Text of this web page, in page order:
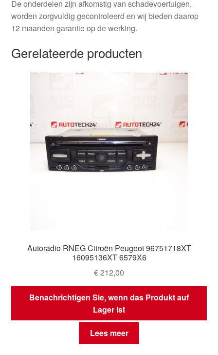
De onderdelen zijn afkomstig van schadevoertuigen,
worden zorgvuldig gecontroleerd en wij bieden daarop
12 maanden garantie op de werking.
Gerelateerde producten
Autoradio RNEG Citroën Peugeot 96751718XT
16095136XT 6579X6
€212,00
Benachrichtigen Sie, wenn das Produkt auf
Lager ist
Lees meer